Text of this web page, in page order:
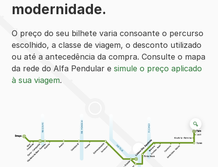
modernidade.
O preço do seu bilhete varia consoante o percurso
escolhido, a classe de viagem, o desconto utilizado
ou até a antecedência da compra. Consulte o mapa
da rede do Alfa Pendular e simule o preço aplicado
à sua viagem.